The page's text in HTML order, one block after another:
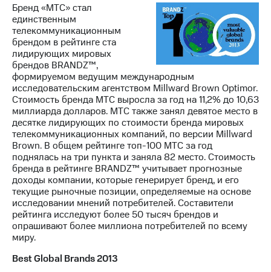
Бренд «МТС» стал
единственным
телекоммуникационным
брендом в рейтинге ста
лидирующих мировых
брендов BRANDZ™,
формируемом ведущим международным
исследовательским агентством Millward Brown Optimor.
Стоимость бренда МТС выросла за год на 11,2% до 10,63
миллиарда долларов. МТС также занял девятое место в
десятке лидирующих по стоимости бренда мировых
телекоммуникационных компаний, по версии Millward
Brown. В общем рейтинге топ-100 МТС за год
поднялась на три пункта и заняла 82 место. Стоимость
бренда в рейтинге BRANDZ™ учитывает прогнозные
доходы компании, которые генерирует бренд, и его
текущие рыночные позиции, определяемые на основе
исследовании мнений потребителей. Составители
рейтинга исследуют более 50 тысяч брендов и
опрашивают более миллиона потребителей по всему
миру.
Best Global Brands 2013